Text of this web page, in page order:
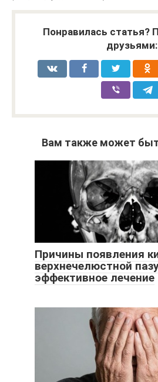
Понравилась статья?
друзьями:
Вам также может
Причины появления
верхнечелюстной
эффективное лечение